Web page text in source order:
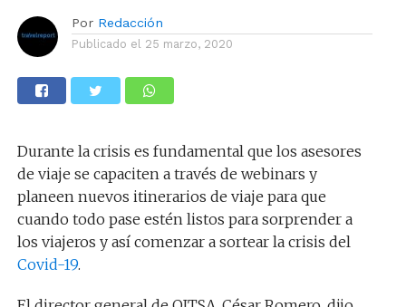
Por Redacción
Publicado el 25 marzo, 2020
Durante la crisis es fundamental que los asesores
de viaje se capaciten a través de webinars y
planeen nuevos itinerarios de viaje para que
cuando todo pase estén listos para sorprender a
los viajeros y así comenzar a sortear la crisis del
Covid-19.